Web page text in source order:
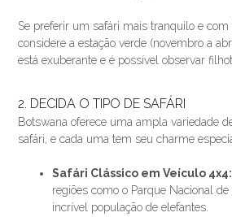
Se preferir um safári mais tranquilo e com
considere a estação verde (novembro a
está exuberante e é possível observar
2. DECIDA O TIPO DE SAFÁRI
Botswana oferece uma ampla variedade
safári, e cada uma tem seu charme
Safári Clássico em Veículo 4x4:
regiões como o Parque Nacional
incrível população de elefantes.